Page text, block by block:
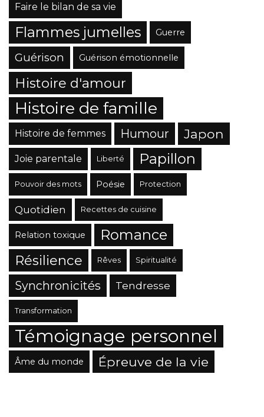
Faire le bilan de sa vie
Flammes jumelles Guerre
Guérison Guérison émotionnelle
Histoire d'amour
Histoire de famille
Histoire de femmes Humour Japon
Joie parentale Liberté Papillon
Pouvoir des mots Poésie Protection
Quotidien Recettes de cuisine
Relation toxique Romance
Résilience Rêves Spiritualité
Synchronicités Tendresse
Transformation
Témoignage personnel
Âme du monde Épreuve de la vie